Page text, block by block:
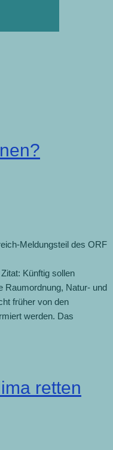
Meldungsteil des ORF
Künftig sollen
Raumordnung, Natur- und
früher von den
werden. Das
retten